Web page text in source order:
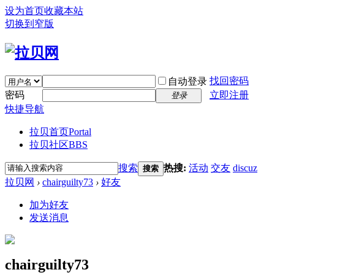
设为首页收藏本站
切换到窄版
自动登录 找回密码
密码
登录
立即注册
快捷导航
拉贝首页Portal
拉贝社区BBS
搜索 搜索 热搜: 活动 交友 discuz
拉贝网 › chairguilty73 › 好友
加为好友
发送消息
chairguilty73